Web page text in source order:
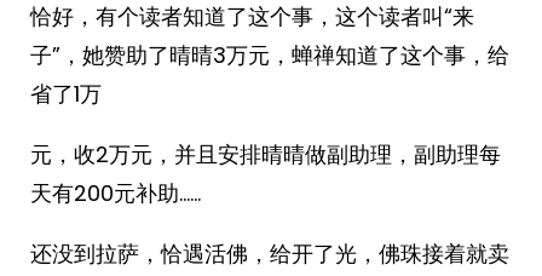
恰好，有个读者知道了这个事，这个读者叫“来
子”，她赞助了晴晴3万元，蝉禅知道了这个事，给
省了1万
元，收2万元，并且安排晴晴做副助理，副助理每
天有200元补助……
还没到拉萨，恰遇活佛，给开了光，佛珠接着就卖